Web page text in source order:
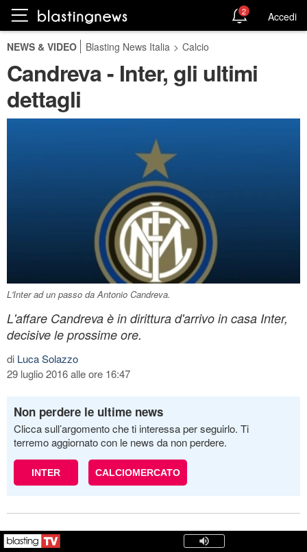
2 Accedi
NEWS & VIDEO Blasting News Italia > Calcio
Candreva - Inter, gli ultimi
dettagli
L'Inter ad un passo da Antonio Candreva.
L'affare Candreva è in dirittura d'arrivo in casa Inter,
decisive le prossime ore.
di Luca Solazzo
29 luglio 2016 alle ore 16:47
Non perdere le ultime news
Clicca sull’argomento che ti interessa per seguirlo. Ti
terremo aggiornato con le news da non perdere.
INTER CALCIOMERCATO